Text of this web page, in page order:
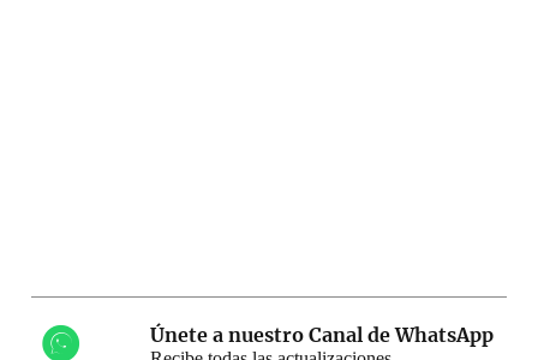
Únete a nuestro Canal de WhatsApp